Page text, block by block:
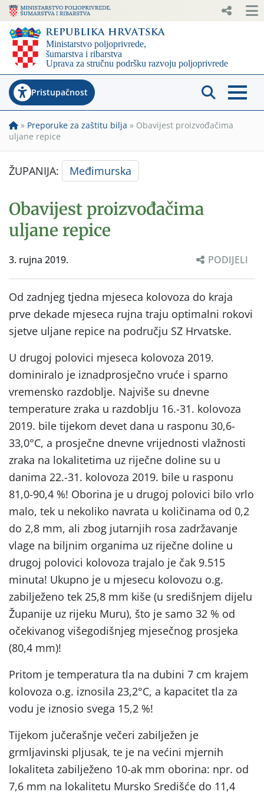
Pristupačnost
» Preporuke za zaštitu bilja » Obavijest proizvođačima
uljane repice
ŽUPANIJA: Međimurska
Obavijest proizvođačima
uljane repice
3. rujna 2019. PODIJELI
Od zadnjeg tjedna mjeseca kolovoza do kraja
prve dekade mjeseca rujna traju optimalni rokovi
sjetve uljane repice na području SZ Hrvatske.
U drugoj polovici mjeseca kolovoza 2019.
dominiralo je iznadprosječno vruće i sparno
vremensko razdoblje. Najviše su dnevne
temperature zraka u razdoblju 16.-31. kolovoza
2019. bile tijekom devet dana u rasponu 30,6-
33,0°C, a prosječne dnevne vrijednosti vlažnosti
zraka na lokalitetima uz riječne doline su u
danima 22.-31. kolovoza 2019. bile u rasponu
81,0-90,4 %! Oborina je u drugoj polovici bilo vrlo
malo, tek u nekoliko navrata u količinama od 0,2
do 2,8 mm, ali zbog jutarnjih rosa zadržavanje
vlage na biljnim organima uz riječne doline u
drugoj polovici kolovoza trajalo je čak 9.515
minuta! Ukupno je u mjesecu kolovozu o.g.
zabilježeno tek 25,8 mm kiše (u središnjem dijelu
Županije uz rijeku Muru), što je samo 32 % od
očekivanog višegodišnjeg mjesečnog prosjeka
(80,4 mm)!
Pritom je temperatura tla na dubini 7 cm krajem
kolovoza o.g. iznosila 23,2°C, a kapacitet tla za
vodu je iznosio svega 15,2 %!
Tijekom jučerašnje večeri zabilježen je
grmljavinski pljusak, te je na većini mjernih
lokaliteta zabilježeno 10-ak mm oborina: npr. od
7,6 mm na lokalitetu Mursko Središće do 11,4